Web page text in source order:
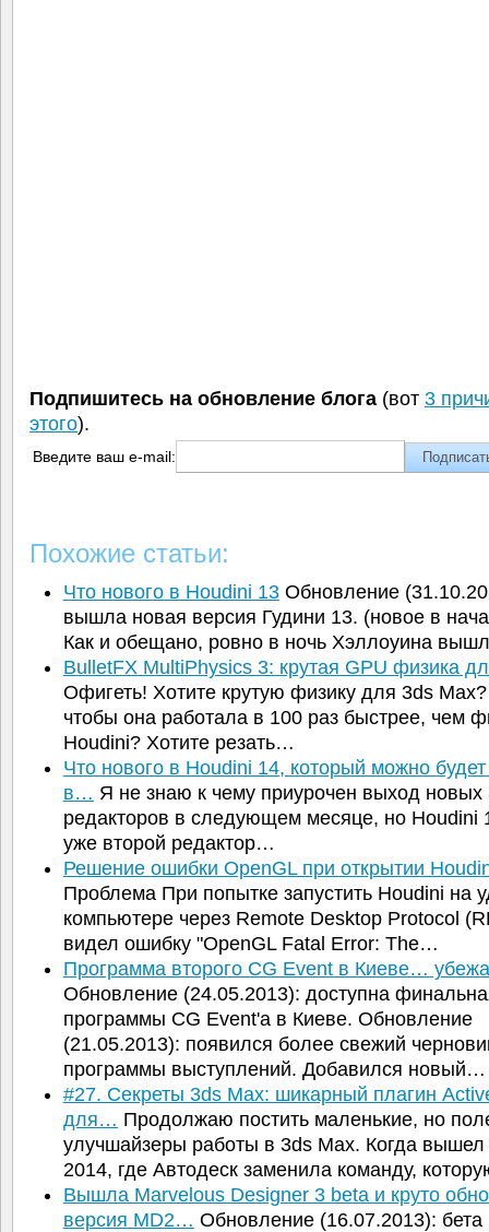
Подпишитесь на обновление блога (вот 3
этого).
Введите ваш e-mail:
Похожие статьи:
Что нового в Houdini 13Обновление
вышла новая версия Гудини 13. (новое в
Как и обещано, ровно в ночь Хэллоуина
BulletFX MultiPhysics 3: крутая GPU физика
Офигеть! Хотите крутую физику для 3ds
чтобы она работала в 100 раз быстрее, чем
Houdini? Хотите резать…
Что нового в Houdini 14, который можно будет
в… Я не знаю к чему приурочен выход новых
редакторов в следующем месяце, но Houdini
уже второй редактор…
Решение ошибки OpenGL при открытии
Проблема При попытке запустить Houdini на
компьютере через Remote Desktop Protocol
видел ошибку "OpenGL Fatal Error: The…
Программа второго CG Event в Киеве…
Обновление (24.05.2013): доступна
программы CG Event'а в Киеве. Обновление
(21.05.2013): появился более свежий
программы выступлений. Добавился новый…
#27. Секреты 3ds Max: шикарный плагин
для… Продолжаю постить маленькие, но
улучшайзеры работы в 3ds Max. Когда вышел
2014, где Автодеск заменила команду,
Вышла Marvelous Designer 3 beta и круто
версия MD2… Обновление (16.07.2013): бета